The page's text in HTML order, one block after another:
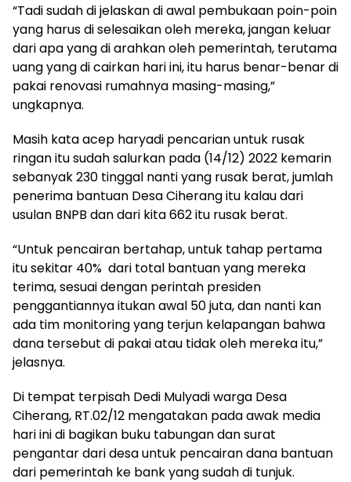
“Tadi sudah di jelaskan di awal pembukaan poin-poin
yang harus di selesaikan oleh mereka, jangan keluar
dari apa yang di arahkan oleh pemerintah, terutama
uang yang di cairkan hari ini, itu harus benar-benar di
pakai renovasi rumahnya masing-masing,”
ungkapnya.
Masih kata acep haryadi pencarian untuk rusak
ringan itu sudah salurkan pada (14/12) 2022 kemarin
sebanyak 230 tinggal nanti yang rusak berat, jumlah
penerima bantuan Desa Ciherang itu kalau dari
usulan BNPB dan dari kita 662 itu rusak berat.
“Untuk pencairan bertahap, untuk tahap pertama
itu sekitar 40% dari total bantuan yang mereka
terima, sesuai dengan perintah presiden
penggantiannya itukan awal 50 juta, dan nanti kan
ada tim monitoring yang terjun kelapangan bahwa
dana tersebut di pakai atau tidak oleh mereka itu,”
jelasnya.
Di tempat terpisah Dedi Mulyadi warga Desa
Ciherang, RT.02/12 mengatakan pada awak media
hari ini di bagikan buku tabungan dan surat
pengantar dari desa untuk pencairan dana bantuan
dari pemerintah ke bank yang sudah di tunjuk.